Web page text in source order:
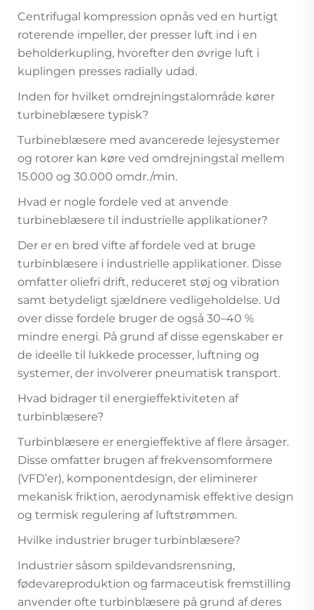
Centrifugal kompression opnås ved en hurtigt
roterende impeller, der presser luft ind i en
beholderkupling, hvorefter den øvrige luft i
kuplingen presses radially udad.
Inden for hvilket omdrejningstalområde kører
turbineblæsere typisk?
Turbineblæsere med avancerede lejesystemer
og rotorer kan køre ved omdrejningstal mellem
15.000 og 30.000 omdr./min.
Hvad er nogle fordele ved at anvende
turbineblæsere til industrielle applikationer?
Der er en bred vifte af fordele ved at bruge
turbinblæsere i industrielle applikationer. Disse
omfatter oliefri drift, reduceret støj og vibration
samt betydeligt sjældnere vedligeholdelse. Ud
over disse fordele bruger de også 30–40 %
mindre energi. På grund af disse egenskaber er
de ideelle til lukkede processer, luftning og
systemer, der involverer pneumatisk transport.
Hvad bidrager til energieffektiviteten af
turbinblæsere?
Turbinblæsere er energieffektive af flere årsager.
Disse omfatter brugen af frekvensomformere
(VFD’er), komponentdesign, der eliminerer
mekanisk friktion, aerodynamisk effektive design
og termisk regulering af luftstrømmen.
Hvilke industrier bruger turbinblæsere?
Industrier såsom spildevandsrensning,
fødevareproduktion og farmaceutisk fremstilling
anvender ofte turbinblæsere på grund af deres